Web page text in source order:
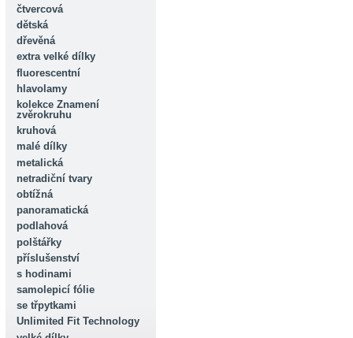
čtvercová
dětská
dřevěná
extra velké dílky
fluorescentní
hlavolamy
kolekce Znamení
zvěrokruhu
kruhová
malé dílky
metalická
netradiční tvary
obtížná
panoramatická
podlahová
polštářky
příslušenství
s hodinami
samolepicí fólie
se třpytkami
Unlimited Fit Technology